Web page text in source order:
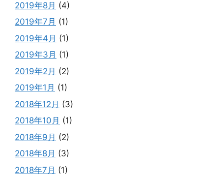
2019年8月 (4)
2019年7月 (1)
2019年4月 (1)
2019年3月 (1)
2019年2月 (2)
2019年1月 (1)
2018年12月 (3)
2018年10月 (1)
2018年9月 (2)
2018年8月 (3)
2018年7月 (1)